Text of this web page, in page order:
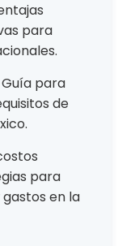
para
para
de
para
en la